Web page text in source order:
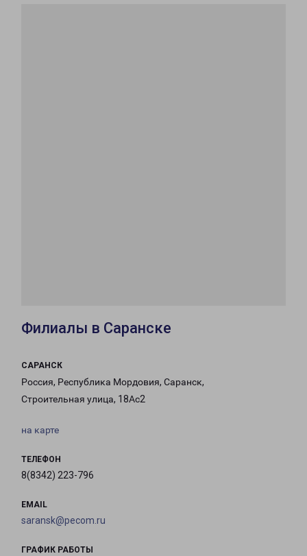
Филиалы в Саранске
САРАНСК
Россия, Республика Мордовия, Саранск,
Строительная улица, 18Ас2
на карте
ТЕЛЕФОН
8(8342) 223-796
EMAIL
saransk@pecom.ru
ГРАФИК РАБОТЫ